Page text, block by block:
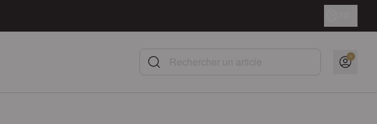
Rechercher un article